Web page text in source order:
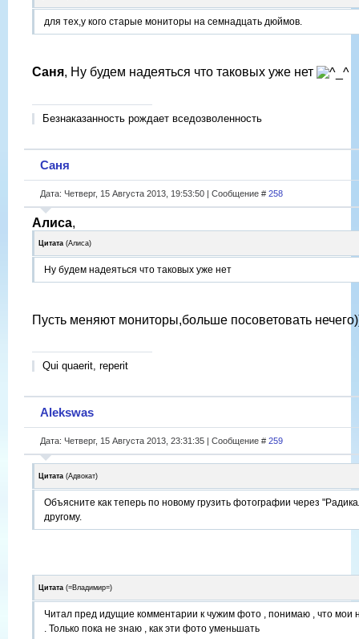
для тех,у кого старые мониторы на семнадцать дюймов.
Саня, Ну будем надеяться что таковых уже нет
Безнаказанность рождает вседозволенность
Саня
Дата: Четверг, 15 Августа 2013, 19:53:50 | Сообщение # 258
Алиса,
Цитата (Алиса)
Ну будем надеяться что таковых уже нет
Пусть меняют мониторы,больше посоветовать
Qui quaerit, reperit
Alekswas
Дата: Четверг, 15 Августа 2013, 23:31:35 | Сообщение # 259
Цитата (Адвокат)
Объясните как теперь по новому грузить фотографии через
другому.
Цитата (=Владимир=)
Читал пред идущие комментарии к чужим фото , понимаю , что мои
. Только пока не знаю , как эти фото уменьшать